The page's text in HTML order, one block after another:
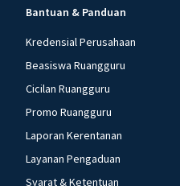
Bantuan & Panduan
Kredensial Perusahaan
Beasiswa Ruangguru
Cicilan Ruangguru
Promo Ruangguru
Laporan Kerentanan
Layanan Pengaduan
Syarat & Ketentuan